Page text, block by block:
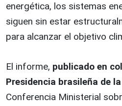
energética, los sistemas
siguen sin estar
para alcanzar el objetivo
El informe, publicado en
Presidencia brasileña de la
Conferencia Ministerial